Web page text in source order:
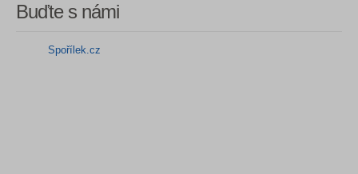
Buďte s námi
Spořílek.cz